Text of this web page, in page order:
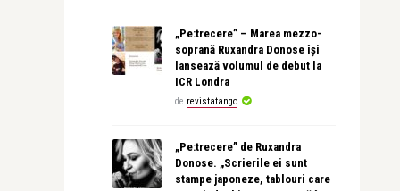
„Pe:trecere” – Marea mezzo-
soprană Ruxandra Donose își
lansează volumul de debut la
ICR Londra
de revistatango
„Pe:trecere” de Ruxandra
Donose. „Scrierile ei sunt
stampe japoneze, tablouri care